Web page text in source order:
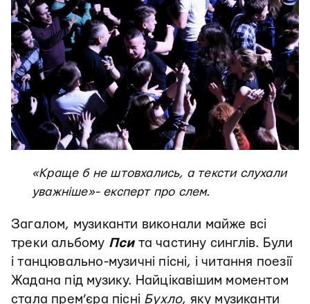
«Краще б не штовхались, а тексти слухали
уважніше»- експерт про слем.
Загалом, музиканти виконали майже всі
треки альбому Пси та частину синглів. Були
і танцювально-музичні пісні, і читання поезії
Жадана під музику. Найцікавішим моментом
стала прем’єра пісні Бухло, яку музиканти